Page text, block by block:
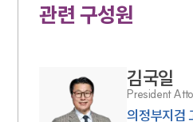
관련 구성원
김국일
President
의정부지검